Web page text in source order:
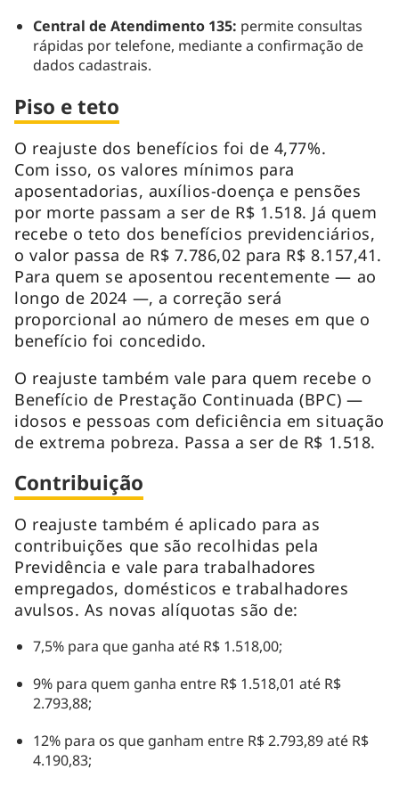
Central de Atendimento 135: permite consultas
rápidas por telefone, mediante a confirmação de
dados cadastrais.
Piso e teto
O reajuste dos benefícios foi de 4,77%.
Com isso, os valores mínimos para
aposentadorias, auxílios-doença e pensões
por morte passam a ser de R$ 1.518. Já quem
recebe o teto dos benefícios previdenciários,
o valor passa de R$ 7.786,02 para R$ 8.157,41.
Para quem se aposentou recentemente — ao
longo de 2024 —, a correção será
proporcional ao número de meses em que o
benefício foi concedido.
O reajuste também vale para quem recebe o
Benefício de Prestação Continuada (BPC) —
idosos e pessoas com deficiência em situação
de extrema pobreza. Passa a ser de R$ 1.518.
Contribuição
O reajuste também é aplicado para as
contribuições que são recolhidas pela
Previdência e vale para trabalhadores
empregados, domésticos e trabalhadores
avulsos. As novas alíquotas são de:
7,5% para que ganha até R$ 1.518,00;
9% para quem ganha entre R$ 1.518,01 até R$
2.793,88;
12% para os que ganham entre R$ 2.793,89 até R$
4.190,83;